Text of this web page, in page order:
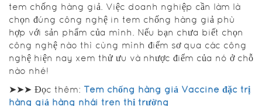
tem chống hàng giả. Việc doanh nghiệp cần làm là
chọn đúng công nghệ in tem chống hàng giả phù
hợp với sản phẩm của mình. Nếu bạn chưa biết chọn
công nghệ nào thì cùng mình điểm sơ qua các công
nghệ hiện nay xem thử ưu và nhược điểm của nó ở chỗ
nào nhé!
➤➤➤ Đọc thêm: Tem chống hàng giả Vaccine đặc trị
hàng giả hàng nhái trên thị trường